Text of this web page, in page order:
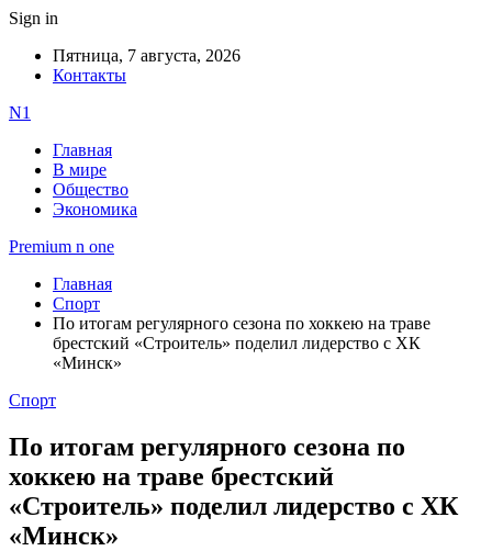
Sign in
Пятница, 7 августа, 2026
Контакты
N1
Главная
В мире
Общество
Экономика
Premium n one
Главная
Спорт
По итогам регулярного сезона по хоккею на траве
брестский «Строитель» поделил лидерство с ХК
«Минск»
Спорт
По итогам регулярного сезона по
хоккею на траве брестский
«Строитель» поделил лидерство с ХК
«Минск»